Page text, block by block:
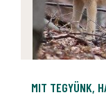
MIT TEGYÜNK,